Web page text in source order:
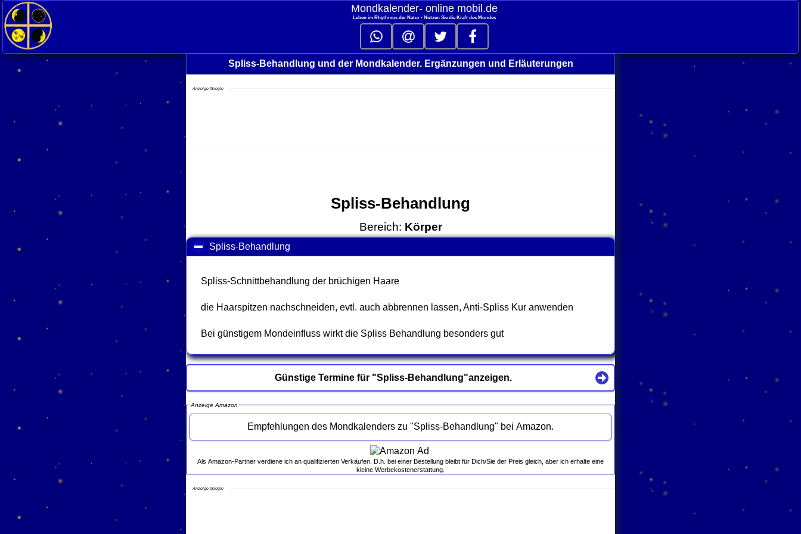
Mondkalender‑ online mobil.de
Leben im Rhythmus der Natur - Nutzen Sie die Kraft des Mondes
Spliss-Behandlung und der Mondkalender. Ergänzungen und Erläuterungen
Anzeige Google
Spliss-Behandlung
Bereich: Körper
Spliss-Behandlung
Spliss-Schnittbehandlung der brüchigen Haare
die Haarspitzen nachschneiden, evtl. auch abbrennen lassen, Anti-Spliss Kur anwenden
Bei günstigem Mondeinfluss wirkt die Spliss Behandlung besonders gut
Günstige Termine für "Spliss-Behandlung"anzeigen.
Anzeige Amazon
Empfehlungen des Mondkalenders zu "Spliss-Behandlung" bei Amazon.
Als Amazon-Partner verdiene ich an qualifizierten Verkäufen. D.h. bei einer Bestellung bleibt für Dich/Sie der Preis gleich, aber ich erhalte eine
kleine Werbekostenerstattung.
Anzeige Google